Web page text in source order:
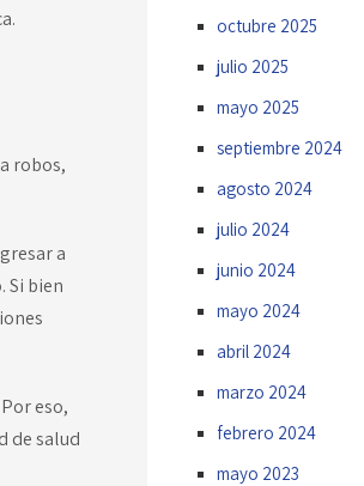
robos,
a
Si bien
eso,
de salud
octubre 2025
julio 2025
mayo 2025
septiembre 2024
agosto 2024
julio 2024
junio 2024
mayo 2024
abril 2024
marzo 2024
febrero 2024
mayo 2023